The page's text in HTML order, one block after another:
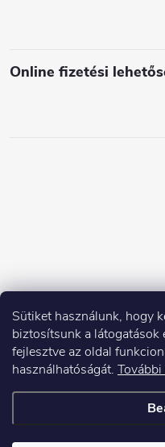
Sütiket használunk, hogy
biztosítsunk a látogatások
fejlesztve az oldal
használhatóságát.
Online fizetési
Copyright 2026